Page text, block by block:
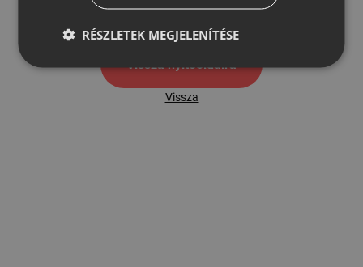
Vissza nyítóoldalra
Vissza
RÉSZLETEK MEGJELENÍTÉSE